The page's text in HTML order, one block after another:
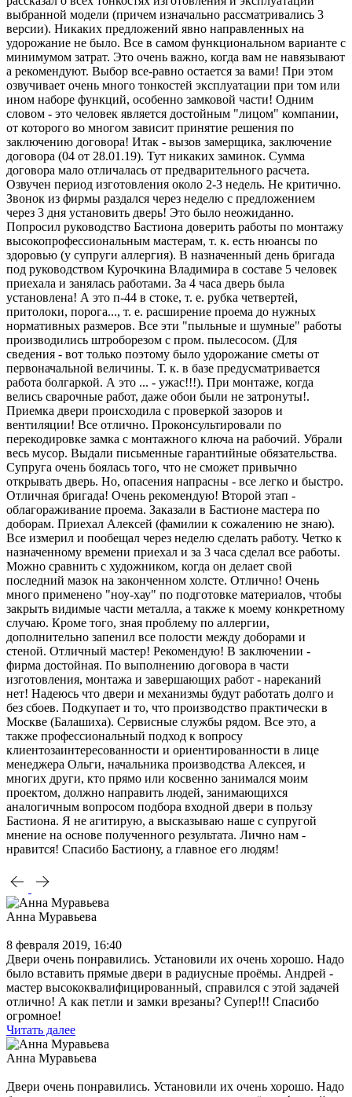
выбранной модели (причем изначально рассматривались 3
версии). Никаких предложений явно направленных на
удорожание не было. Все в самом функциональном варианте с
минимумом затрат. Это очень важно, когда вам не навязывают
а рекомендуют. Выбор все-равно остается за вами! При этом
озвучивает очень много тонкостей эксплуатации при том или
ином наборе функций, особенно замковой части! Одним
словом - это человек является достойным "лицом" компании,
от которого во многом зависит принятие решения по
заключению договора! Итак - вызов замерщика, заключение
договора (04 от 28.01.19). Тут никаких заминок. Сумма
договора мало отличалась от предварительного расчета.
Озвучен период изготовления около 2-3 недель. Не критично.
Звонок из фирмы раздался через неделю с предложением
через 3 дня установить дверь! Это было неожиданно.
Попросил руководство Бастиона доверить работы по монтажу
высокопрофессиональным мастерам, т. к. есть нюансы по
здоровью (у супруги аллергия). В назначенный день бригада
под руководством Курочкина Владимира в составе 5 человек
приехала и занялась работами. За 4 часа дверь была
установлена! А это п-44 в стоке, т. е. рубка четвертей,
притолоки, порога..., т. е. расширение проема до нужных
нормативных размеров. Все эти "пыльные и шумные" работы
производились штроборезом с пром. пылесосом. (Для
сведения - вот только поэтому было удорожание сметы от
первоначальной величины. Т. к. в базе предусматривается
работа болгаркой. А это ... - ужас!!!). При монтаже, когда
велись сварочные работ, даже обои были не затронуты!.
Приемка двери происходила с проверкой зазоров и
вентиляции! Все отлично. Проконсультировали по
перекодировке замка с монтажного ключа на рабочий. Убрали
весь мусор. Выдали письменные гарантийные обязательства.
Супруга очень боялась того, что не сможет привычно
открывать дверь. Но, опасения напрасны - все легко и быстро.
Отличная бригада! Очень рекомендую! Второй этап -
облагораживание проема. Заказали в Бастионе мастера по
доборам. Приехал Алексей (фамилии к сожалению не знаю).
Все измерил и пообещал через неделю сделать работу. Четко к
назначенному времени приехал и за 3 часа сделал все работы.
Можно сравнить с художником, когда он делает свой
последний мазок на законченном холсте. Отлично! Очень
много применено "ноу-хау" по подготовке материалов, чтобы
закрыть видимые части металла, а также к моему конкретному
случаю. Кроме того, зная проблему по аллергии,
дополнительно запенил все полости между доборами и
стеной. Отличный мастер! Рекомендую! В заключении -
фирма достойная. По выполнению договора в части
изготовления, монтажа и завершающих работ - нареканий
нет! Надеюсь что двери и механизмы будут работать долго и
без сбоев. Подкупает и то, что производство практически в
Москве (Балашиха). Сервисные службы рядом. Все это, а
также профессиональный подход к вопросу
клиентозаинтересованности и ориентированности в лице
менеджера Ольги, начальника производства Алексея, и
многих други, кто прямо или косвенно занимался моим
проектом, должно направить людей, занимающихся
аналогичным вопросом подбора входной двери в пользу
Бастиона. Я не агитирую, а высказываю наше с супругой
мнение на основе полученного результата. Лично нам -
нравится! Спасибо Бастиону, а главное его людям!
Анна Муравьева
8 февраля 2019, 16:40
Двери очень понравились. Установили их очень хорошо. Надо
было вставить прямые двери в радиусные проёмы. Андрей -
мастер высококвалифицированный, справился с этой задачей
отлично! А как петли и замки врезаны? Супер!!! Спасибо
огромное!
Читать далее
Анна Муравьева
Двери очень понравились. Установили их очень хорошо. Надо